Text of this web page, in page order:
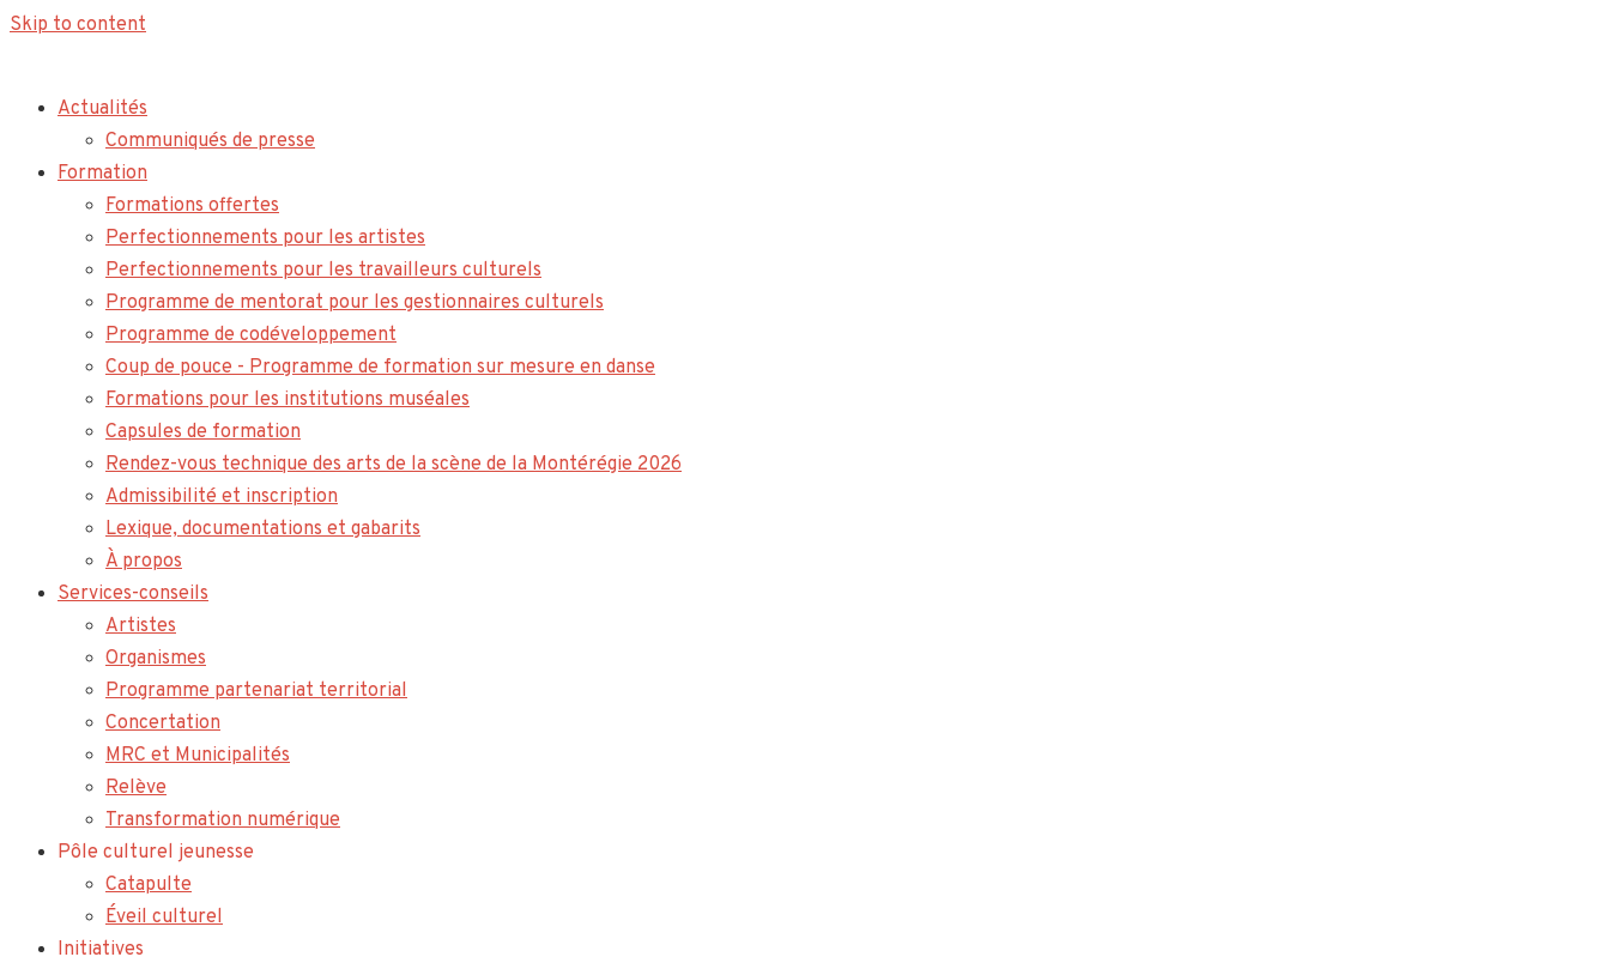
Skip to content
Actualités
Communiqués de presse
Formation
Formations offertes
Perfectionnements pour les artistes
Perfectionnements pour les travailleurs culturels
Programme de mentorat pour les gestionnaires culturels
Programme de codéveloppement
Coup de pouce - Programme de formation sur mesure en danse
Formations pour les institutions muséales
Capsules de formation
Rendez-vous technique des arts de la scène de la Montérégie 2026
Admissibilité et inscription
Lexique, documentations et gabarits
À propos
Services-conseils
Artistes
Organismes
Programme partenariat territorial
Concertation
MRC et Municipalités
Relève
Transformation numérique
Pôle culturel jeunesse
Catapulte
Éveil culturel
Initiatives